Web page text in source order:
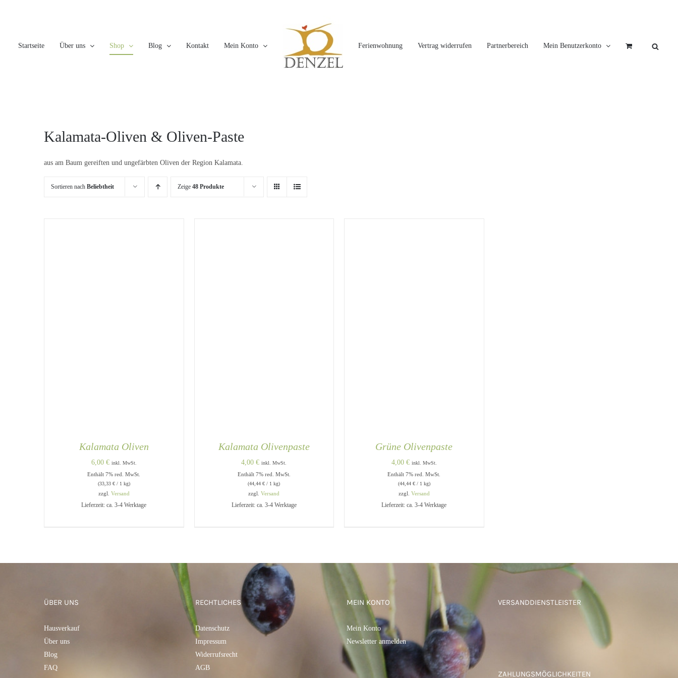
Startseite
Über uns Shop Blog Kontakt Mein Konto Ferienwohnung Vertrag widerrufen Partnerbereich Mein Benutzerkonto
Kalamata-Oliven & Oliven-Paste
aus am Baum gereiften und ungefärbten Oliven der Region Kalamata.
Sortieren nach Beliebtheit Zeige 48 Produkte
Kalamata Oliven
6,00 € inkl. MwSt.
Enthält 7% red. MwSt.
(33,33 €/ 1 kg)
zzgl. Versand
Lieferzeit: ca. 3-4 Werktage
Kalamata Olivenpaste
4,00€ inkl. MwSt.
Enthält 7% red. MwSt.
(44,44€ / 1 kg)
zzgl.Versand
Lieferzeit: ca. 3-4 Werktage
Grüne Olivenpaste
4,00 € inkl. MwSt.
Enthält 7% red. MwSt.
(44,44 €/ 1 kg)
zzgl. Versand
Lieferzeit: ca. 3-4 Werktage
ÜBER UNS
Hausverkauf
Über uns
Blog
FAQ
RECHTLICHES
Datenschutz
Impressum
Widerrufsrecht
AGB
MEIN KONTO
Mein Konto
Newsletter anmelden
VERSANDDIENSTLEISTER
ZAHLUNGSMÖGLICHKEITEN